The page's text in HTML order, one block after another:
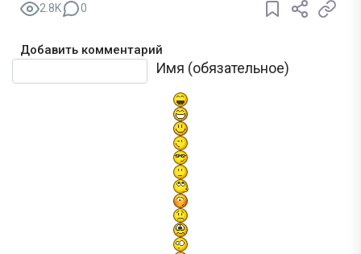
2.8K 0
Добавить комментарий
Имя (обязательное)